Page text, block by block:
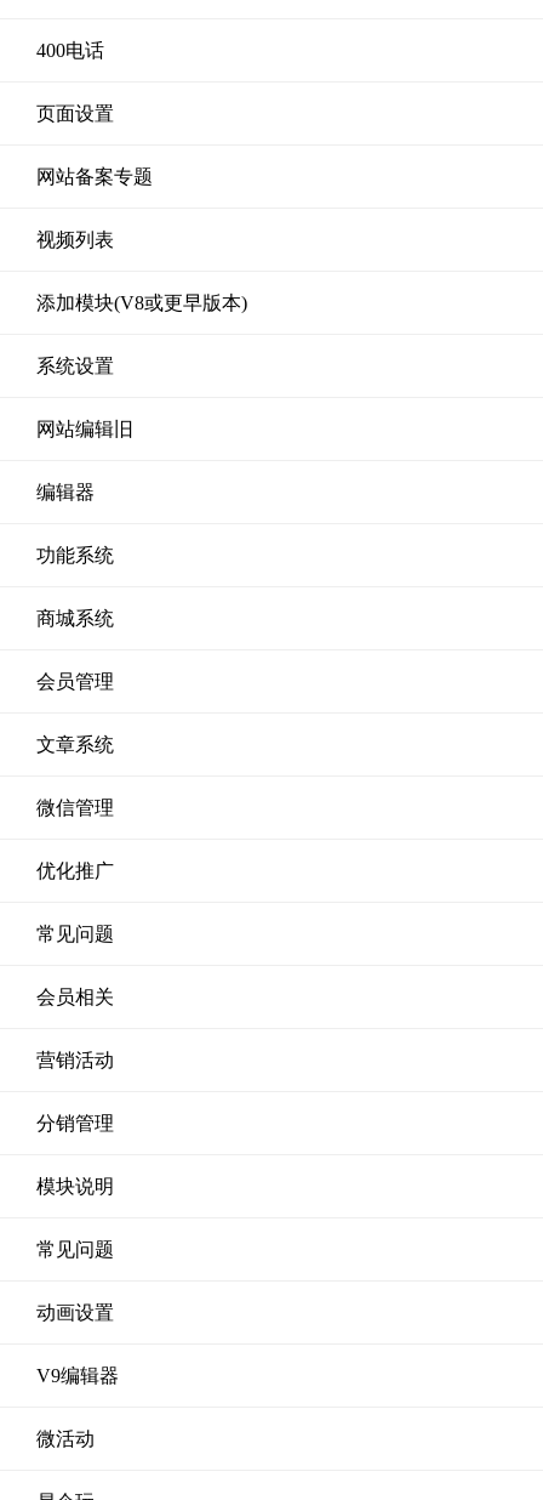
400电话
页面设置
网站备案专题
视频列表
添加模块(V8或更早版本)
系统设置
网站编辑旧
编辑器
功能系统
商城系统
会员管理
文章系统
微信管理
优化推广
常见问题
会员相关
营销活动
分销管理
模块说明
常见问题
动画设置
V9编辑器
微活动